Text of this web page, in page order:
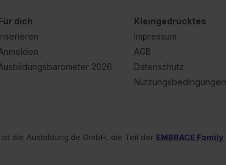
dich
2026
Kleingedrucktes
Impressum
AGB
Datenschutz
Nutzungsbedingungen
die Ausbildung.de GmbH, die Teil der EMBRACE Family